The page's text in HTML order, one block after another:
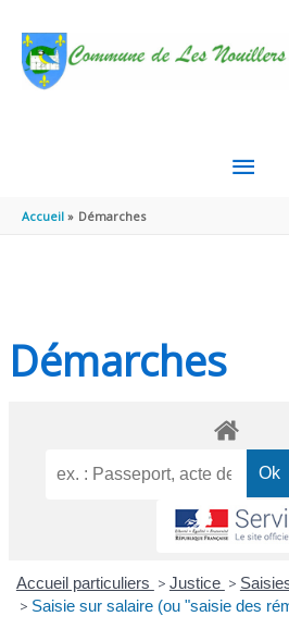
MENU
Accueil Démarches
Démarches
Accueil particuliers > Justice >
> Saisie sur salaire (ou "saisie des